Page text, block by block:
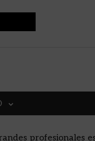
profesionales